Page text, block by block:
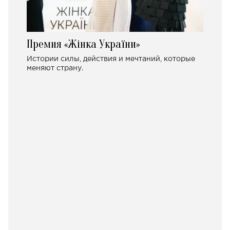
Премия «Жінка України»
Истории силы, действия и мечтаний, которые
меняют страну.